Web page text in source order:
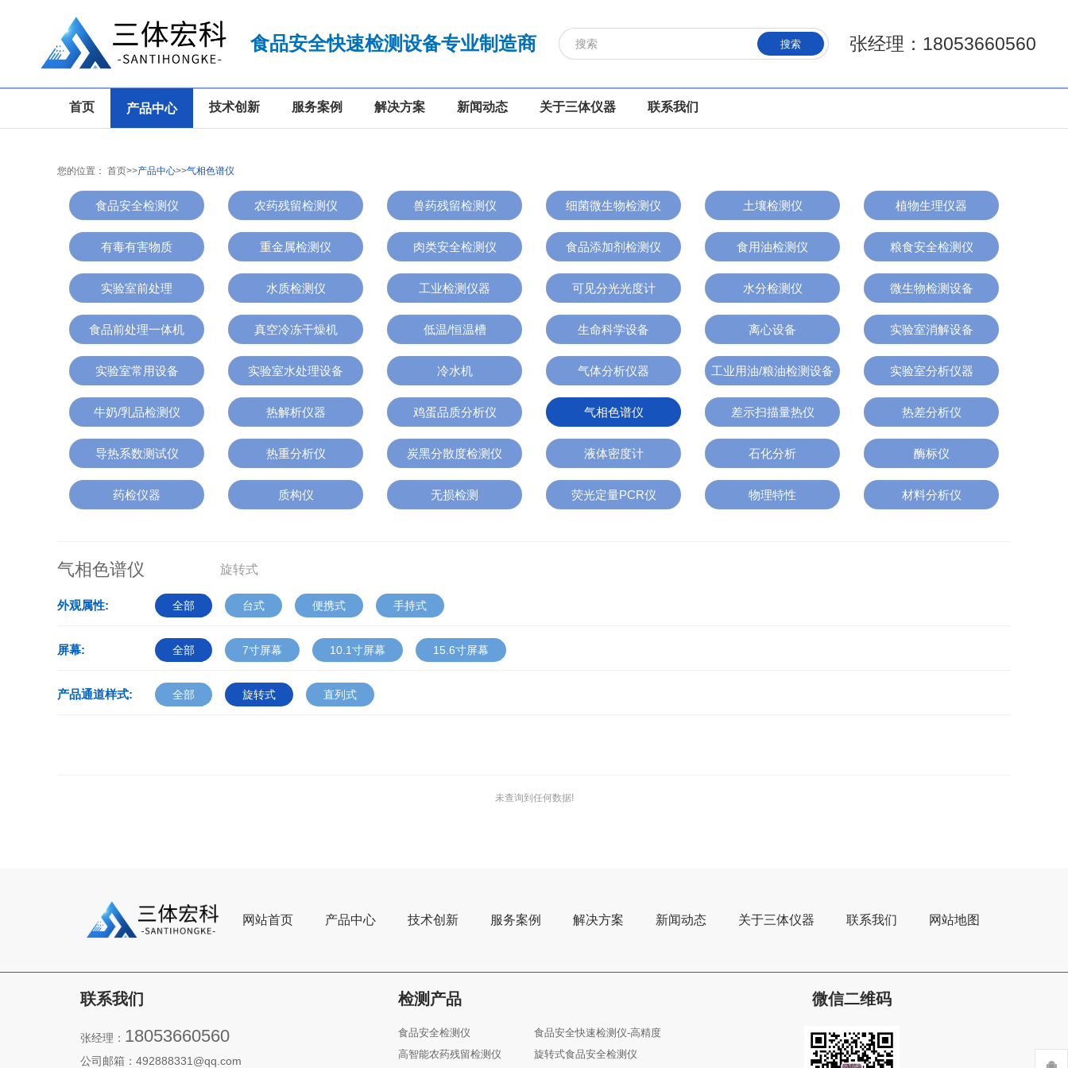
食品安全快速检测设备专业制造商 张经理：18053660560
搜索
首页 产品中心 技术创新 服务案例 解决方案 新闻动态 关于三体仪器 联系我们
您的位置： 首页>>产品中心>>气相色谱仪
食品安全检测仪 农药残留检测仪 兽药残留检测仪 细菌微生物检测仪 土壤检测仪 植物生理仪器
有毒有害物质 重金属检测仪 肉类安全检测仪 食品添加剂检测仪 食用油检测仪 粮食安全检测仪
实验室前处理 水质检测仪 工业检测仪器 可见分光光度计 水分检测仪 微生物检测设备
食品前处理一体机 真空冷冻干燥机 低温/恒温槽 生命科学设备 离心设备 实验室消解设备
实验室常用设备 实验室水处理设备 冷水机 气体分析仪器 工业用油/粮油检测设备 实验室分析仪器
牛奶/乳品检测仪 热解析仪器 鸡蛋品质分析仪 气相色谱仪 差示扫描量热仪 热差分析仪
导热系数测试仪 热重分析仪 炭黑分散度检测仪 液体密度计 石化分析 酶标仪
药检仪器 质构仪 无损检测 荧光定量PCR仪 物理特性 材料分析仪
气相色谱仪 旋转式
外观属性: 全部 台式 便携式 手持式
屏幕: 全部 7寸屏幕 10.1寸屏幕 15.6寸屏幕
产品通道样式: 全部 旋转式 直列式
未查询到任何数据!
网站首页 产品中心 技术创新 服务案例 解决方案 新闻动态 关于三体仪器 联系我们 网站地图
联系我们
张经理： 18053660560
公司邮箱：492888331@qq.com‬
检测产品
食品安全检测仪
食品安全快速检测仪-高精度
高智能农药残留检测仪
旋转式食品安全检测仪
微信二维码